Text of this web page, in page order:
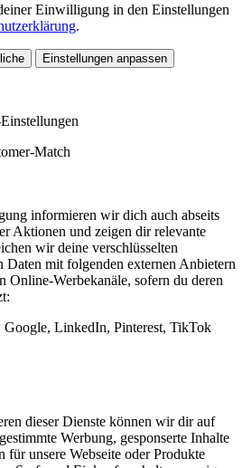
Einwilligung in den Einstellungen
.
Einstellungen anpassen
Match
informieren wir dich auch abseits
Aktionen und zeigen dir relevante
wir deine verschlüsselten
Daten mit folgenden externen Anbietern
Online-Werbekanäle, sofern du deren
LinkedIn, Pinterest, TikTok
dieser Dienste können wir dir auf
Werbung, gesponserte Inhalte
für unsere Webseite oder Produkte